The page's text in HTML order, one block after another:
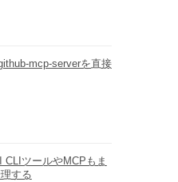
mcp-serverを直接
CLIツールやMCPもま
する